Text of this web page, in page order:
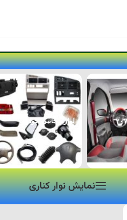
لوازم جانبی خودرو
نمایش نوار کناری